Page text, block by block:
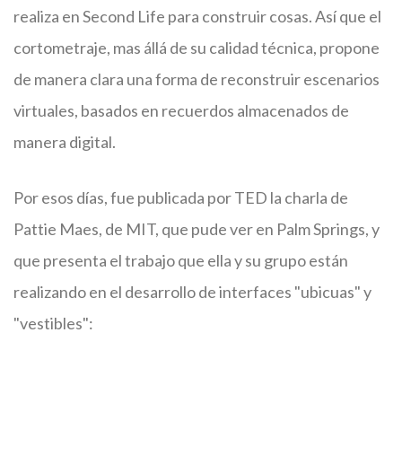
realiza en Second Life para construir cosas. Así que el
cortometraje, mas állá de su calidad técnica, propone
de manera clara una forma de reconstruir escenarios
virtuales, basados en recuerdos almacenados de
manera digital.
Por esos días, fue publicada por TED la charla de
Pattie Maes, de MIT, que pude ver en Palm Springs, y
que presenta el trabajo que ella y su grupo están
realizando en el desarrollo de interfaces "ubicuas" y
"vestibles":